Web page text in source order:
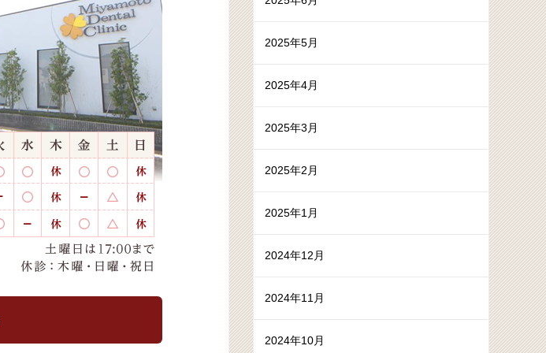
2025年5月
2025年4月
2025年3月
2025年2月
2025年1月
2024年12月
2024年11月
2024年10月